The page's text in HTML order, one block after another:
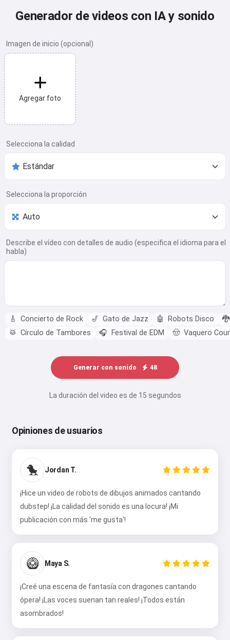
Generador de videos con IA y sonido
Imagen de inicio (opcional)
Agregar foto
Selecciona la calidad
Selecciona la proporción
Describe el vídeo con detalles de audio (especifica el idioma para el
habla)
🎸 Concierto de Rock 🎷 Gato de Jazz 🤖 Robots Disco
🐉
🥁 Círculo de Tambores 🎧 Festival de EDM 🤠 Vaquero
Generar con sonido 48
La duración del video es de 15 segundos
Opiniones de usuarios
🐤 Jordan T.
¡Hice un video de robots de dibujos animados cantando
dubstep! ¡La calidad del sonido es una locura! ¡Mi
publicación con más 'me gusta'!
🥝 Maya S.
¡Creé una escena de fantasía con dragones cantando
ópera! ¡Las voces suenan tan reales! ¡Todos están
asombrados!